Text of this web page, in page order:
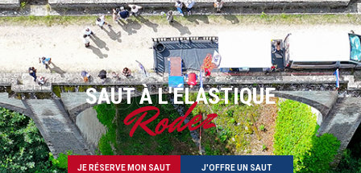
JE RÉSERVE MON SAUT J'OFFRE UN SAUT
SAUT À L'ÉLASTIQUE
Rodez